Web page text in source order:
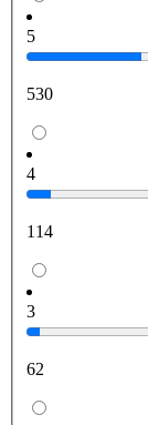
5
530
4
114
3
62